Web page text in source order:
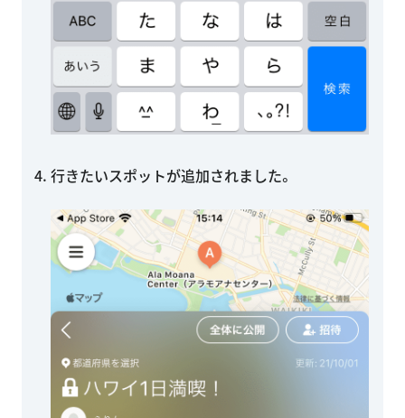
行きたいスポットが追加されました。